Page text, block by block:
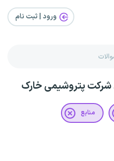
ورود | ثبت‌ نام
شرکت پتروشیمی خارک
منابع